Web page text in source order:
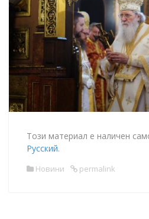
Този материал е наличен
Русский.
Новини permalink